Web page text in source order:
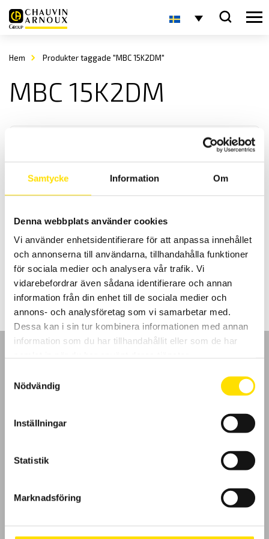
Samtycke Information Om
Denna webbplats använder cookies
Vi använder enhetsidentifierare för att anpassa innehållet
och annonserna till användarna, tillhandahålla funktioner
för sociala medier och analysera vår trafik. Vi
vidarebefordrar även sådana identifierare och annan
information från din enhet till de sociala medier och
annons- och analysföretag som vi samarbetar med.
Dessa kan i sin tur kombinera informationen med annan
information som du har tillhandahållit eller som de har
Nödvändig
Inställningar
Statistik
Marknadsföring
Hem Produkter taggade "MBC 15K2DM"
MBC 15K2DM
KERN MBC Babyvåg
Babyvåg MBC från KERN har en ergonomisk vågskål och tillämpar
sig för vägning av nyfödda barn. Vågens maxkapacitet är 20 kg.
4,400.00 kr –4,880.00krPrisintervall:
4,400.00 kr
till
4,880.00 kr
LÄS MER